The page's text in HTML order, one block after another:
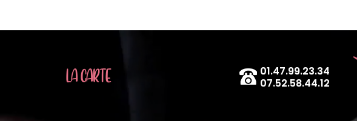
LA CARTE
01.47.99.23.34
07.52.58.44.12